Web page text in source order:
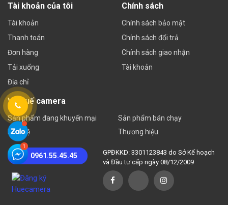
Tài khoản của tôi
Tài khoản
Thanh toán
Đơn hàng
Tải xuống
Địa chỉ
Chính sách
Chính sách bảo mật
Chính sách đổi trả
Chính sách giao nhận
Tài khoản
Về Huế camera
Sản phẩm đang khuyến mại
Liên hệ
Sản phẩm bán chạy
Thương hiệu
0961.55.45.45
GPĐKKD: 3301123843 do Sở Kế hoạch
và Đầu tư cấp ngày 08/12/2009